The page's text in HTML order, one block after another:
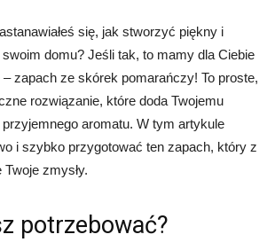
się, jak stworzyć piękny i
domu? Jeśli tak, to mamy dla Ciebie
– zapach ze skórek pomarańczy! To proste,
rozwiązanie, które doda Twojemu
aromatu. W tym artykule
i szybko przygotować ten zapach, który z
zmysły.
potrzebować?